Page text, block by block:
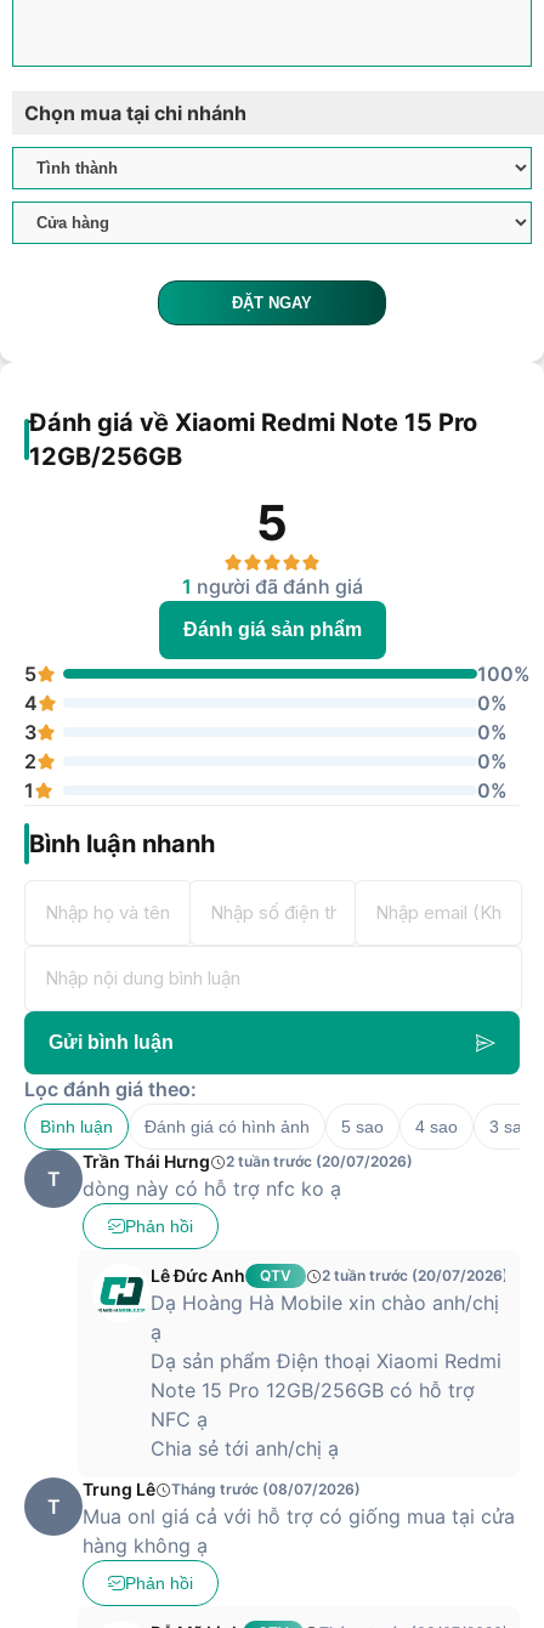
Chọn mua tại chi nhánh
ĐẶT NGAY
Đánh giá về Xiaomi Redmi Note 15 Pro
12GB/256GB
5
1 người đã đánh giá
Đánh giá sản phẩm
5
100%
4
0%
3
0%
2
0%
1
0%
Bình luận nhanh
Gửi bình luận
Lọc đánh giá theo:
Bình luận Đánh giá có hình ảnh 5 sao 4 sao 3 sao
T
Trần Thái Hưng 2 tuần trước (20/07/2026)
dòng này có hỗ trợ nfc ko ạ
Phản hồi
Lê Đức Anh QTV 2 tuần trước (20/07/2026)
Dạ Hoàng Hà Mobile xin chào anh/chị
ạ
Dạ sản phẩm Điện thoại Xiaomi Redmi
Note 15 Pro 12GB/256GB có hỗ trợ
NFC ạ
Chia sẻ tới anh/chị ạ
T
Trung Lê Tháng trước (08/07/2026)
Mua onl giá cả với hỗ trợ có giống mua tại cửa
hàng không ạ
Phản hồi